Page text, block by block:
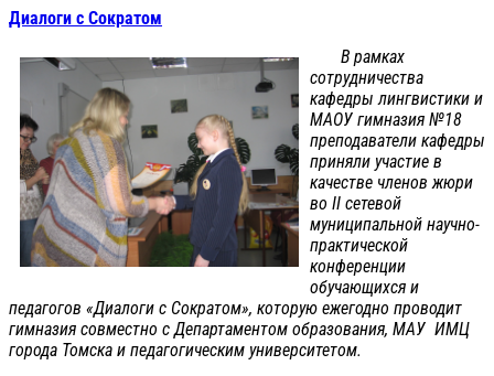
Диалоги с Сократом
В рамках
сотрудничества
кафедры лингвистики и
МАОУ гимназия №18
преподаватели кафедры
приняли участие в
качестве членов жюри
во II сетевой
муниципальной научно-
практической
конференции
обучающихся и
педагогов «Диалоги с Сократом», которую ежегодно проводит
гимназия совместно с Департаментом образования, МАУ ИМЦ
города Томска и педагогическим университетом.